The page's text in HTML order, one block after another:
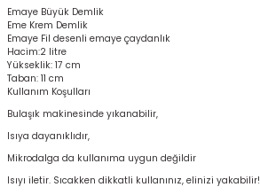
Emaye Büyük Demlik
Eme Krem Demlik
Emaye Fil desenli emaye çaydanlık
Hacim:2 litre
Yükseklik: 17 cm
Taban: 11 cm
Kullanım Koşulları
Bulaşık makinesinde yıkanabilir,
Isıya dayanıklıdır,
Mikrodalga da kullanıma uygun değildir
Isıyı iletir. Sıcakken dikkatli kullanınız, elinizi yakabilir!